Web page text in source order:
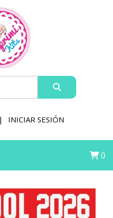
INICIAR SESIÓN
0